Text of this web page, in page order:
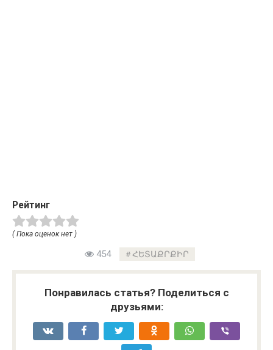
Рейтинг
( Пока оценок нет )
454 ՀԵՏԱՔՐՔԻՐ
Понравилась статья? Поделиться с
друзьями: